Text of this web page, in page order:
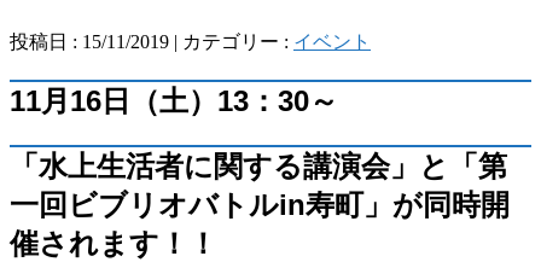
投稿日 : 15/11/2019 | カテゴリー : イベント
11月16日（土）13：30～
「水上生活者に関する講演会」と「第
一回ビブリオバトルin寿町」が同時開
催されます！！